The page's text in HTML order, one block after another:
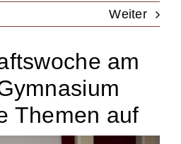
Weiter
am
Themen auf